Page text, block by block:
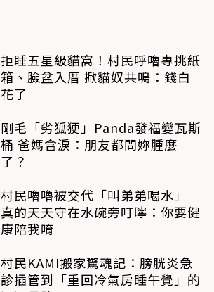
拒睡五星級貓窩！村民呼嚕專挑紙
箱、臉盆入厝 掀貓奴共鳴：錢白
花了
剛毛「劣狐㹴」Panda發福變瓦斯
桶 爸媽含淚：朋友都問妳腫麼
了？
村民嚕嚕被交代「叫弟弟喝水」
真的天天守在水碗旁叮嚀：你要健
康陪我唷
村民KAMI搬家驚魂記：膀胱炎急
診插管到「重回冷氣房睡午覺」的